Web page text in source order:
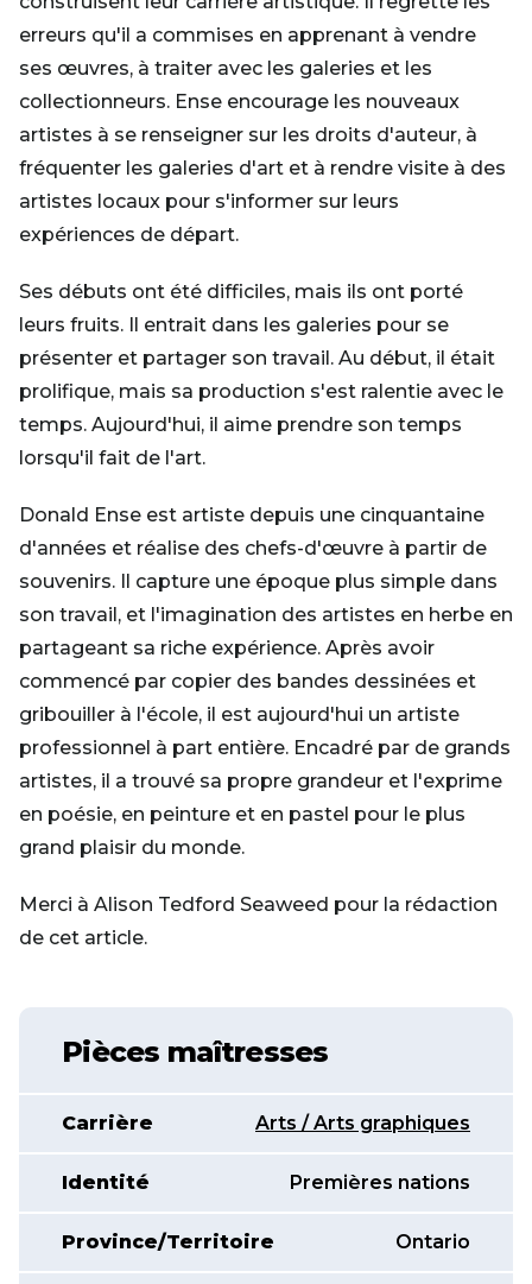
erreurs qu'il a commises en apprenant à vendre
ses œuvres, à traiter avec les galeries et les
collectionneurs. Ense encourage les nouveaux
artistes à se renseigner sur les droits d'auteur, à
fréquenter les galeries d'art et à rendre visite à des
artistes locaux pour s'informer sur leurs
expériences de départ.
Ses débuts ont été difficiles, mais ils ont porté
leurs fruits. Il entrait dans les galeries pour se
présenter et partager son travail. Au début, il était
prolifique, mais sa production s'est ralentie avec le
temps. Aujourd'hui, il aime prendre son temps
lorsqu'il fait de l'art.
Donald Ense est artiste depuis une cinquantaine
d'années et réalise des chefs-d'œuvre à partir de
souvenirs. Il capture une époque plus simple dans
son travail, et l'imagination des artistes en herbe en
partageant sa riche expérience. Après avoir
commencé par copier des bandes dessinées et
gribouiller à l'école, il est aujourd'hui un artiste
professionnel à part entière. Encadré par de grands
artistes, il a trouvé sa propre grandeur et l'exprime
en poésie, en peinture et en pastel pour le plus
grand plaisir du monde.
Merci à Alison Tedford Seaweed pour la rédaction
de cet article.
Pièces maîtresses
Carrière Arts / Arts graphiques
Identité Premières nations
Province/Territoire Ontario